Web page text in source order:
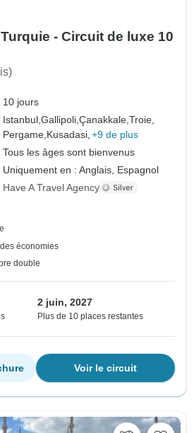
- Circuit de luxe 10
10 jours
Istanbul,Gallipoli,Çanakkale,Troie,
Pergame, Kusadasi, +9 de plus
Tous les âges sont bienvenus
Uniquement en : Anglais, Espagnol
Have A Travel Agency
économies
double
2 juin, 2027
Plus de 10 places restantes
Voir le circuit